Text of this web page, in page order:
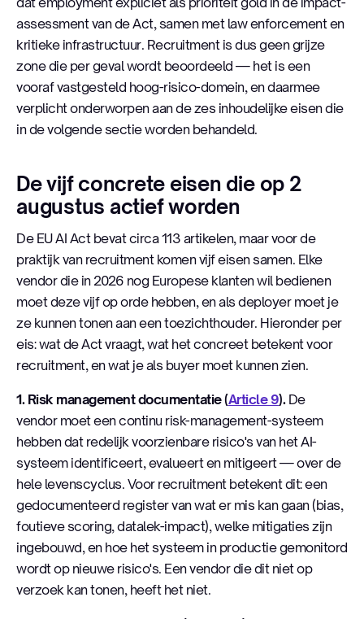
assessment van de Act, samen met law enforcement en
kritieke infrastructuur. Recruitment is dus geen grijze
zone die per geval wordt beoordeeld — het is een
vooraf vastgesteld hoog-risico-domein, en daarmee
verplicht onderworpen aan de zes inhoudelijke eisen die
in de volgende sectie worden behandeld.
De vijf concrete eisen die op 2
augustus actief worden
De EU AI Act bevat circa 113 artikelen, maar voor de
praktijk van recruitment komen vijf eisen samen. Elke
vendor die in 2026 nog Europese klanten wil bedienen
moet deze vijf op orde hebben, en als deployer moet je
ze kunnen tonen aan een toezichthouder. Hieronder per
eis: wat de Act vraagt, wat het concreet betekent voor
recruitment, en wat je als buyer moet kunnen zien.
1. Risk management documentatie (Article 9).De
vendor moet een continu risk-management-systeem
hebben dat redelijk voorzienbare risico's van het AI-
systeem identificeert, evalueert en mitigeert — over de
hele levenscyclus. Voor recruitment betekent dit: een
gedocumenteerd register van wat er mis kan gaan (bias,
foutieve scoring, datalek-impact), welke mitigaties zijn
ingebouwd, en hoe het systeem in productie gemonitord
wordt op nieuwe risico's. Een vendor die dit niet op
verzoek kan tonen, heeft het niet.